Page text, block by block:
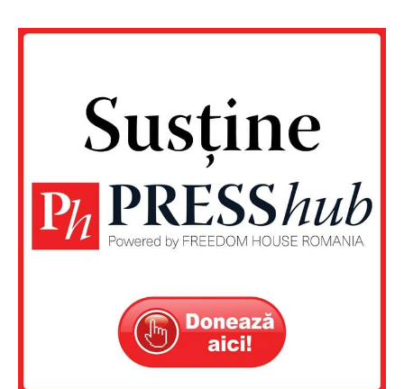
Un proiect
PRESShub
Despre noi / Echipa
Proiecte editoriale
Rețea